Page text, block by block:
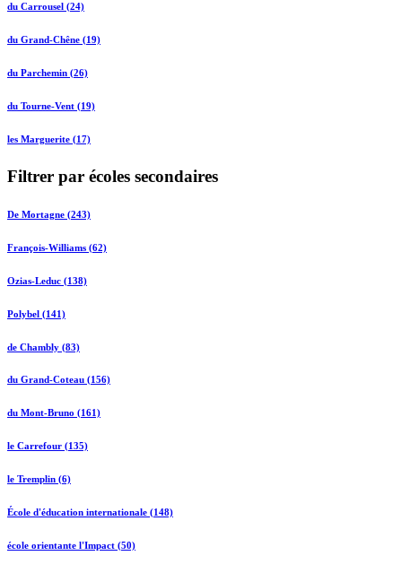
du Carrousel (24)
du Grand-Chêne (19)
du Parchemin (26)
du Tourne-Vent (19)
les Marguerite (17)
Filtrer par écoles secondaires
De Mortagne (243)
François-Williams (62)
Ozias-Leduc (138)
Polybel (141)
de Chambly (83)
du Grand-Coteau (156)
du Mont-Bruno (161)
le Carrefour (135)
le Tremplin (6)
École d'éducation internationale (148)
école orientante l'Impact (50)